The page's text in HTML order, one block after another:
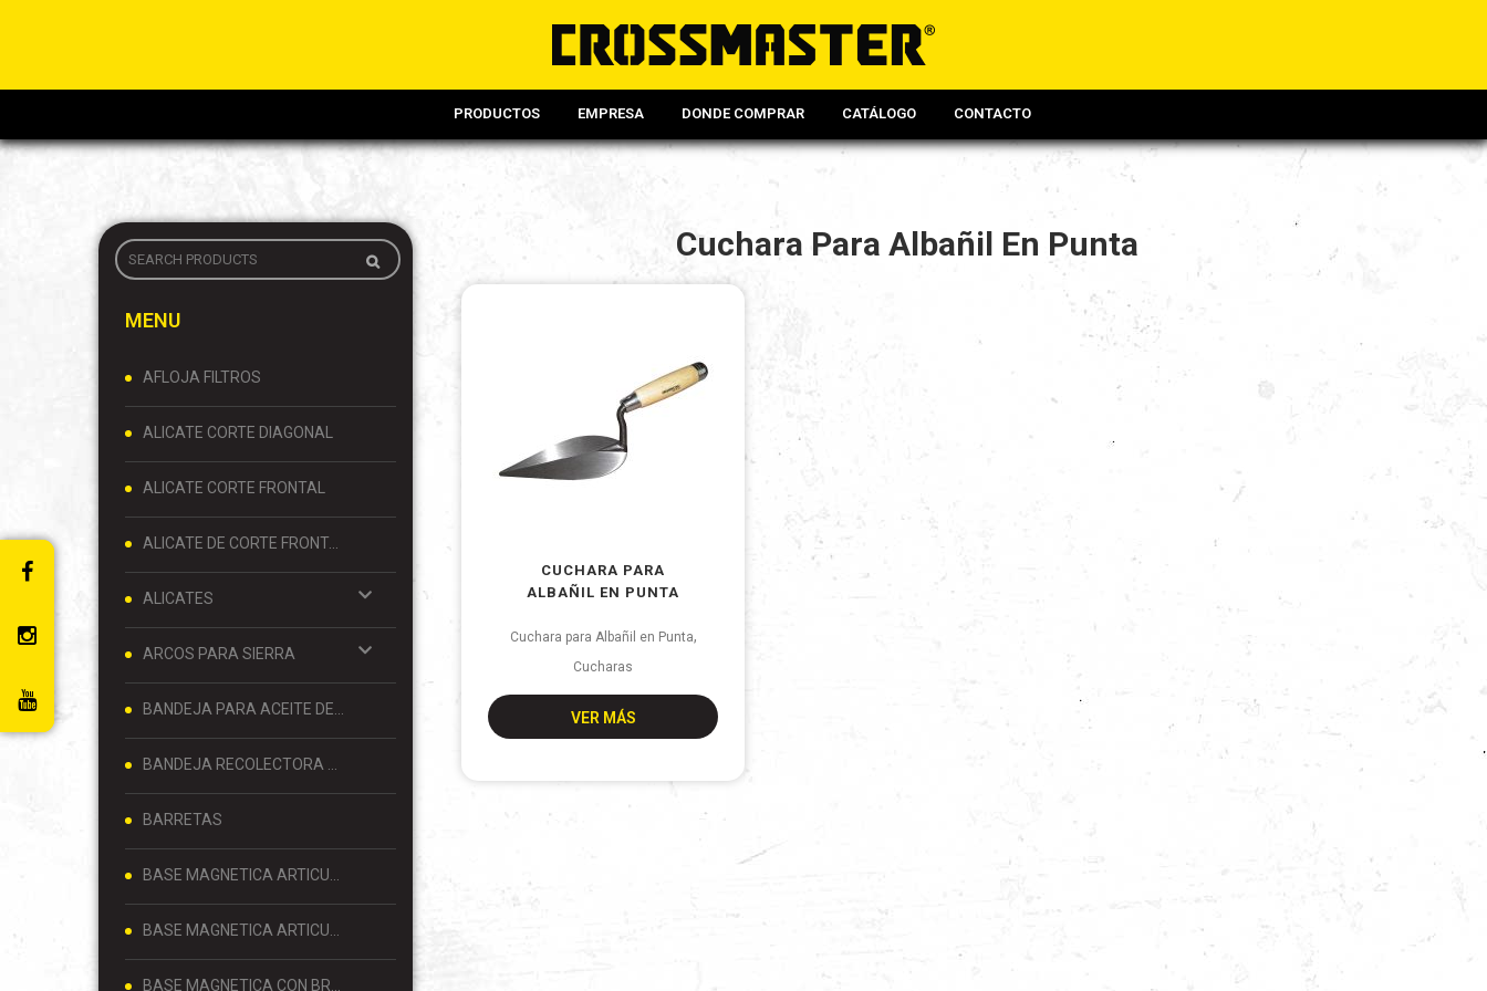
PRODUCTOS EMPRESA DONDE COMPRAR CATÁLOGO CONTACTO
MENU
AFLOJA FILTROS
ALICATE CORTE DIAGONAL
ALICATE CORTE FRONTAL
ALICATE DE CORTE FRONTAL 8 PULGADAS
ALICATES
ARCOS PARA SIERRA
BARRETAS
Cuchara Para Albañil En Punta
CUCHARA PARA
ALBAÑIL EN PUNTA
Cuchara para Albañil en Punta,
Cucharas
VER MÁS